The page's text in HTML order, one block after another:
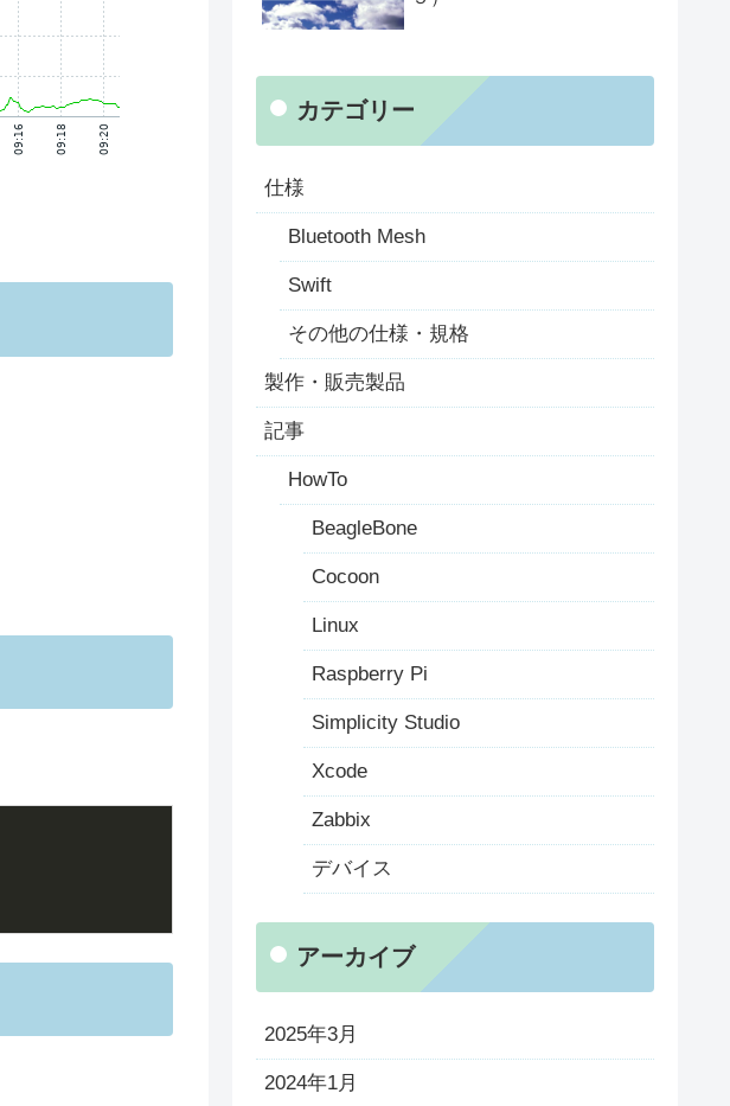
カテゴリー
仕様
Bluetooth Mesh
Swift
その他の仕様・規格
製作・販売製品
記事
HowTo
BeagleBone
Cocoon
Linux
Raspberry Pi
Simplicity Studio
Xcode
Zabbix
デバイス
アーカイブ
2025年3月
2024年1月